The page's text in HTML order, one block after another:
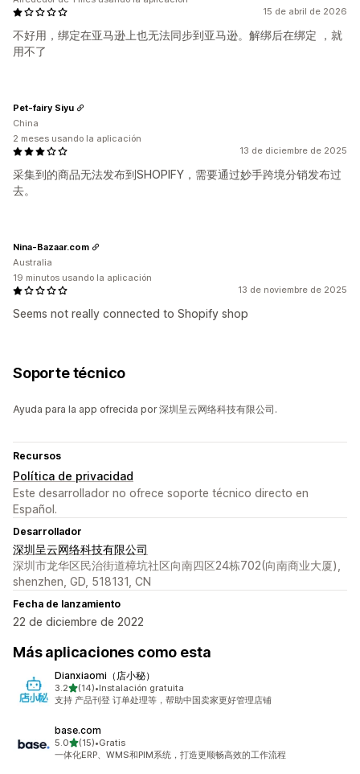
15 de abril de 2026
不好用，绑定在亚马逊上也无法同步到亚马逊。解绑后在绑定 ，就
用不了
13 de diciembre de 2025
采集到的商品无法发布到SHOPIFY，需要通过妙手跨境分销发布过
去。
Pet-fairy Siyu
China
2 meses usando la aplicación
13 de noviembre de 2025
Seems not really connected to Shopify shop
Nina-Bazaar.com
Australia
19 minutos usando la aplicación
Soporte técnico
Ayuda para la app ofrecida por 深圳呈云网络科技有限公司.
Recursos
Política de privacidad
Este desarrollador no ofrece soporte técnico directo en
Español.
Desarrollador
深圳呈云网络科技有限公司
深圳市龙华区民治街道樟坑社区向南四区24栋702(向南商业大厦),
shenzhen, GD, 518131, CN
Fecha de lanzamiento
22 de diciembre de 2022
Más aplicaciones como esta
Dianxiaomi（店小秘）
3.2de 5 estrellas
(14)
14 reseñas en total
•Instalación gratuita
支持 产品刊登 订单处理等，帮助中国卖家更好管理店铺
base.com
5.0de 5 estrellas
(15)
15 reseñas en total
•Gratis
一体化ERP、WMS和PIM系统，打造更顺畅高效的工作流程